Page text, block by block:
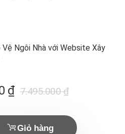
Ngôi Nhà với Website Xây
7.495.000₫
Giá
là:
₫
Giỏ hàng